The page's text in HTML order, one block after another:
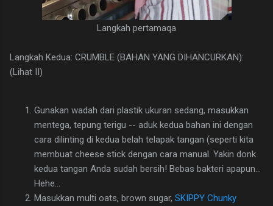
Langkah pertamaqa
Langkah Kedua: CRUMBLE (BAHAN YANG DIHANCURKAN):
(Lihat II)
Gunakan wadah dari plastik ukuran sedang, masukkan
mentega, tepung terigu -- aduk kedua bahan ini dengan
cara dilinting di kedua belah telapak tangan (seperti kita
membuat cheese stick dengan cara manual. Yakin donk
kedua tangan Anda sudah bersih! Bebas bakteri apapun...
Hehe...
Masukkan multi oats, brown sugar, SKIPPY Chunky